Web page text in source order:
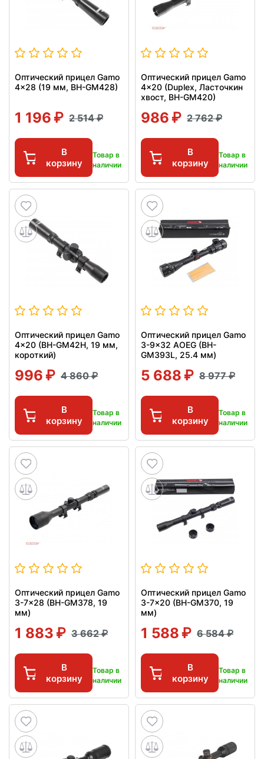
Оптический прицел Gamo
4x28 (19 мм, BH-GM428)
1 196 2 514
В
корзину
Товар в
наличии
Оптический прицел Gamo
4x20 (Duplex, Ласточкин
хвост, BH-GM420)
986 2 762
В
корзину
Товар в
наличии
Оптический прицел Gamo
4x20 (BH-GM42H, 19 мм,
короткий)
996 4 860
В
корзину
Товар в
наличии
Оптический прицел Gamo
3-9x32 AOEG (BH-
GM393L, 25.4 мм)
5 688 8 977
В
корзину
Товар в
наличии
Оптический прицел Gamo
3-7x28 (BH-GM378, 19
мм)
1 883 3 662
В
корзину
Товар в
наличии
Оптический прицел Gamo
3-7x20 (BH-GM370, 19
мм)
1 588 6 584
В
корзину
Товар в
наличии